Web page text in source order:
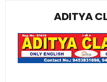
ADITYA